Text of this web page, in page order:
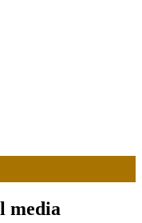
media